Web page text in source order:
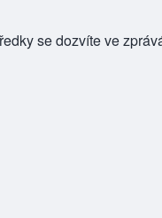
se dozvíteve